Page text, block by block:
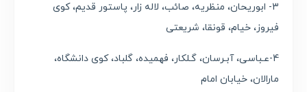
3- ابوریحان، منظریه، صائب، لاله زار، پاستور قدیم، کوی
فیروز، خیام، قونقا، شریعتی
4-عـباسی، آبـرسان، گـلکار، فهمیده، گلباد، کوی دانشگاه،
مارالان، خیابان امام